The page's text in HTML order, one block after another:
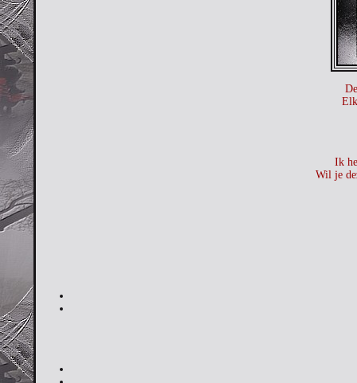
Ik
Wil je